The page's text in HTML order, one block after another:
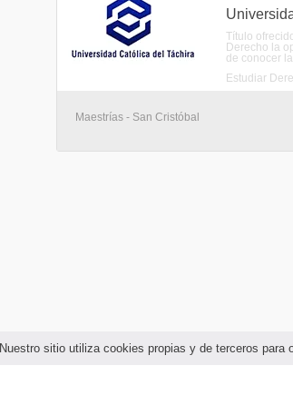
Nuestro sitio utiliza cookies propias y de terceros
Título
Derecho la
de conocer
Estudiar
Maestrías - San Cristóbal